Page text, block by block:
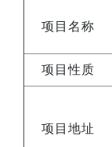
项目名称
项目性质
项目地址